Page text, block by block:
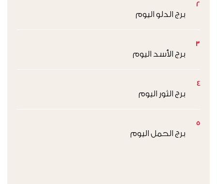
2
برج الدلو اليوم
3
برج الأسد اليوم
4
برج الثور اليوم
5
برج الحمل اليوم